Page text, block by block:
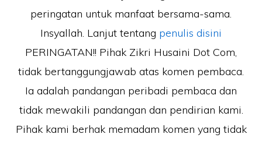
peringatan untuk manfaat bersama-sama.
Insyallah. Lanjut tentang penulis disini
PERINGATAN!! Pihak Zikri Husaini Dot Com,
tidak bertanggungjawab atas komen pembaca.
Ia adalah pandangan peribadi pembaca dan
tidak mewakili pandangan dan pendirian kami.
Pihak kami berhak memadam komen yang tidak